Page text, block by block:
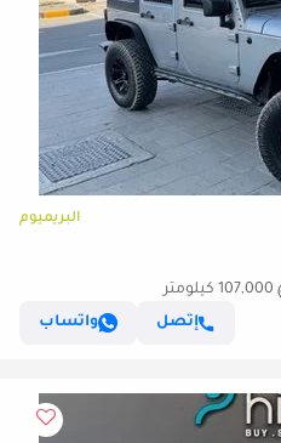
البريميوم
107,000 كيلومتر
إتصل
واتساب